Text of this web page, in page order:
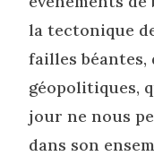
la tectonique
failles béantes,
géopolitiques,
jour ne nous
dans son